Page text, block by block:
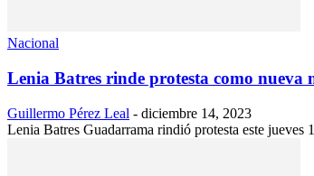
Nacional
Lenia Batres rinde protesta como nueva
Guillermo Pérez Leal - diciembre 14, 2023
Lenia Batres Guadarrama rindió protesta este